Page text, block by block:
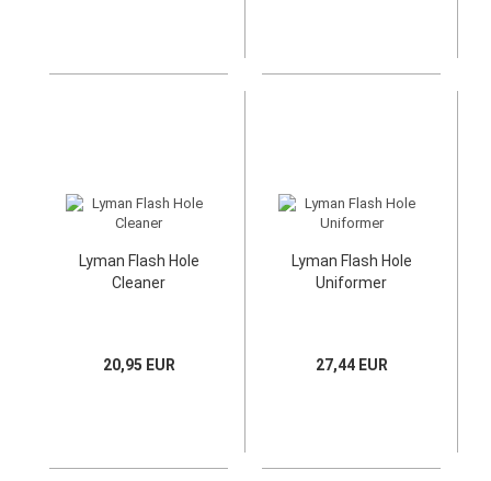
Lyman Flash Hole
Cleaner
20,95 EUR
Lyman Flash Hole
Uniformer
27,44 EUR